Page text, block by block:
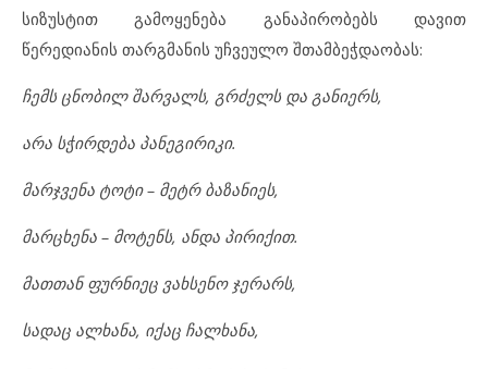
სიზუსტით გამოყენება განაპირობებს დავით
წერედიანის თარგმანის უჩვეულო შთამბეჭდაობას:
ჩემს ცნობილ შარვალს, გრძელს და განიერს,
არა სჭირდება პანეგირიკი.
მარჯვენა ტოტი – მეტრ ბაზანიეს,
მარცხენა – მოტენს, ანდა პირიქით.
მათთან ფურნიეც ვახსენო ჯერარს,
სადაც ალხანა, იქაც ჩალხანა,